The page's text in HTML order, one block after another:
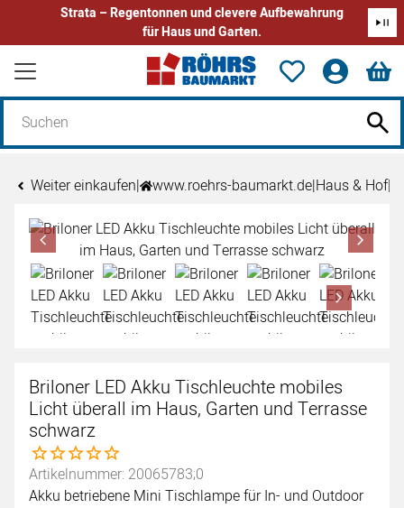
Strata – Regentonnen und clevere Aufbewahrung
für Haus und Garten.
Zum Hauptinhalt springen
Weiter einkaufen| www.roehrs-baumarkt.de|Haus & Hof|
Produktgalerie
Zur Kaufbox springen
Briloner LED Akku Tischleuchte mobiles
Licht überall im Haus, Garten und Terrasse
schwarz
Noch keine Bewertungen abgegeben
Artikelnummer: 20065783;0
Akku betriebene Mini Tischlampe für In- und Outdoor